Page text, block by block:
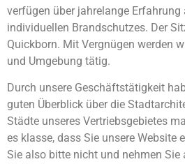
verfügen über jahrelange Erfahrung
individuellen Brandschutzes. Der
Quickborn. Mit Vergnügen werden
und Umgebung tätig.
Durch unsere Geschäftstätigkeit
guten Überblick über die
Städte unseres Vertriebsgebietes
es klasse, dass Sie unsere Website
Sie also bitte nicht und nehmen Sie